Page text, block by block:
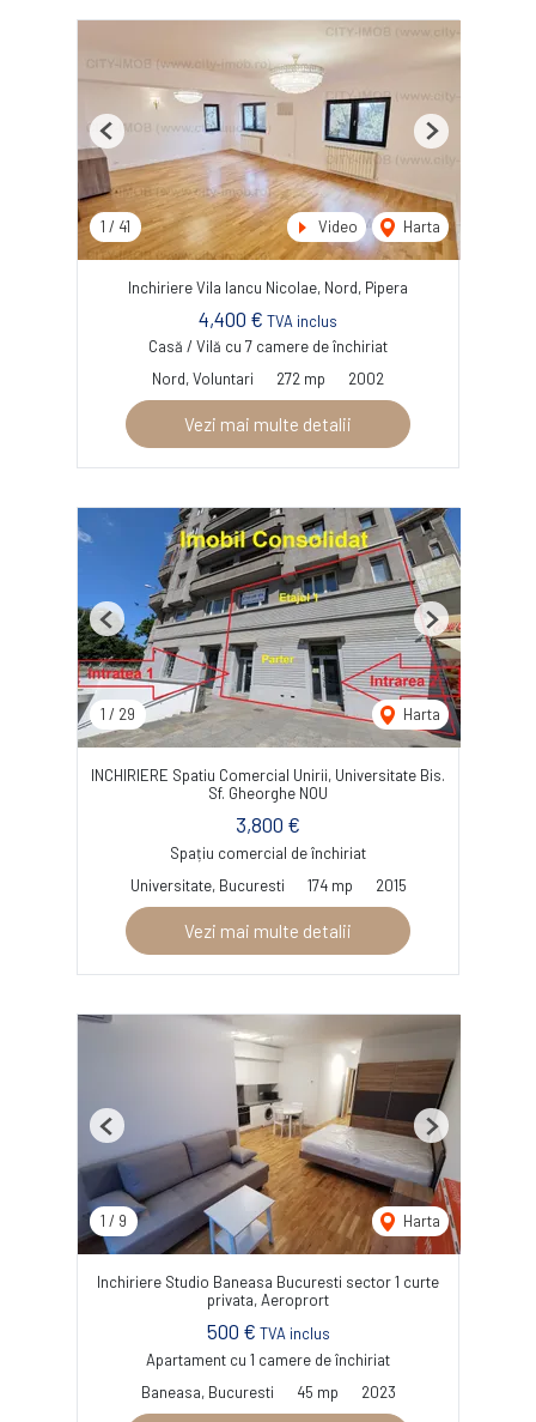
1 / 41 Video Harta
Previous Next
Inchiriere Vila Iancu Nicolae, Nord, Pipera
4,400 € TVA inclus
Casă / Vilă cu 7 camere de închiriat
Nord, Voluntari
272 mp 2002
Vezi mai multe detalii
1 / 29 Harta
Previous Next
INCHIRIERE Spatiu Comercial Unirii, Universitate Bis.
Sf. Gheorghe NOU
3,800 €
Spațiu comercial de închiriat
Universitate, Bucuresti
174 mp 2015
Vezi mai multe detalii
1 / 9 Harta
Previous Next
Inchiriere Studio Baneasa Bucuresti sector 1 curte
privata, Aeroprort
500 € TVA inclus
Apartament cu 1 camere de închiriat
Baneasa, Bucuresti
45 mp 2023